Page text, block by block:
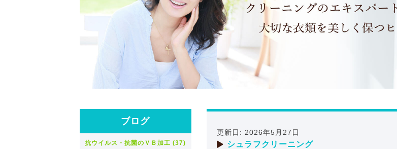
更新日: 2026年5月27日
シュラフクリーニング
ブログ
抗ウイルス・抗菌のＶＢ加工 (37)